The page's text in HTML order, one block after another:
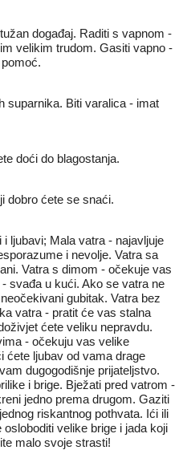
događaj. Raditi s vapnom -
velikim trudom. Gasiti vapno -
suparnika. Biti varalica - imat
doći do blagostanja.
dobro ćete se snaći.
ljubavi; Mala vatra - najavljuje
i nevolje. Vatra sa
Vatra s dimom - očekuje vas
svađa u kući. Ako se vatra ne
gubitak. Vatra bez
vatra - pratit će vas stalna
ćete veliku nepravdu.
- očekuju vas velike
ćete ljubav od vama drage
dugogodišnje prijateljstvo.
i brige. Bježati pred vatrom -
jedno prema drugom. Gaziti
riskantnog pothvata. Ići ili
velike brige i jada koji
malo svoje strasti!